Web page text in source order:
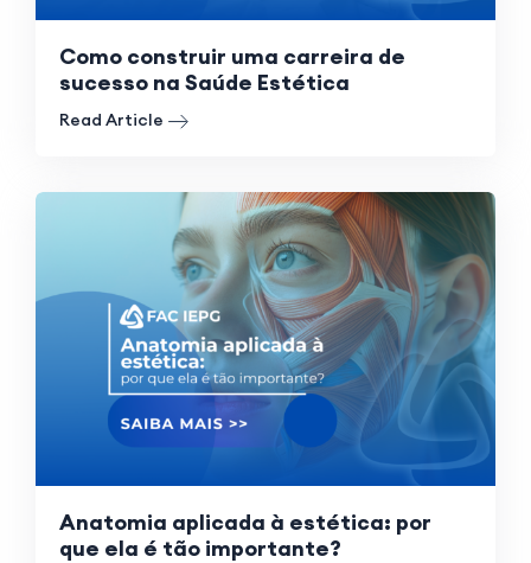
Como construir uma carreira de
sucesso na Saúde Estética
Read Article
Anatomia aplicada à estética: por
que ela é tão importante?